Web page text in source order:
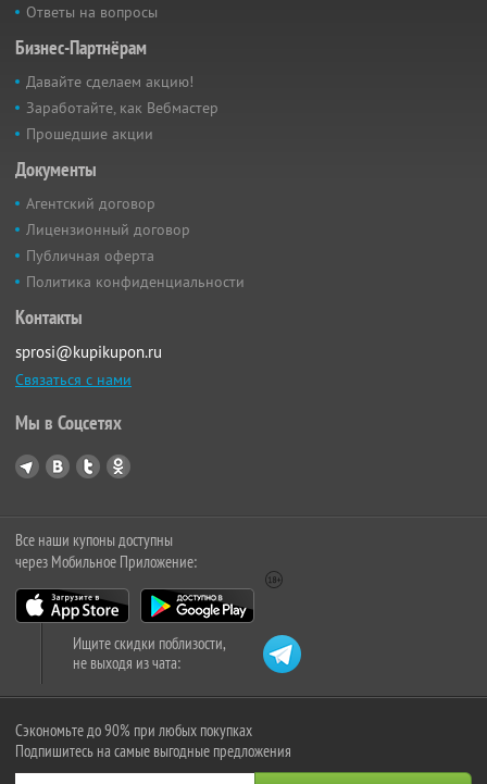
Ответы на вопросы
Бизнес-Партнёрам
Давайте сделаем акцию!
Заработайте, как Вебмастер
Прошедшие акции
Документы
Агентский договор
Лицензионный договор
Публичная оферта
Политика конфиденциальности
Контакты
sprosi@kupikupon.ru
Связаться с нами
Мы в Соцсетях
Все наши купоны доступны
через Мобильное Приложение:
Ищите скидки поблизости,
не выходя из чата:
Сэкономьте до 90% при любых покупках
Подпишитесь на самые выгодные предложения